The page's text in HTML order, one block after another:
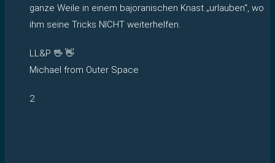
ganze Weile in einem bajoranischen Knast „urlauben“, wo
ihm seine Tricks NICHT weiterhelfen.
LL&P 🖖 👋
Michael from Outer Space
2